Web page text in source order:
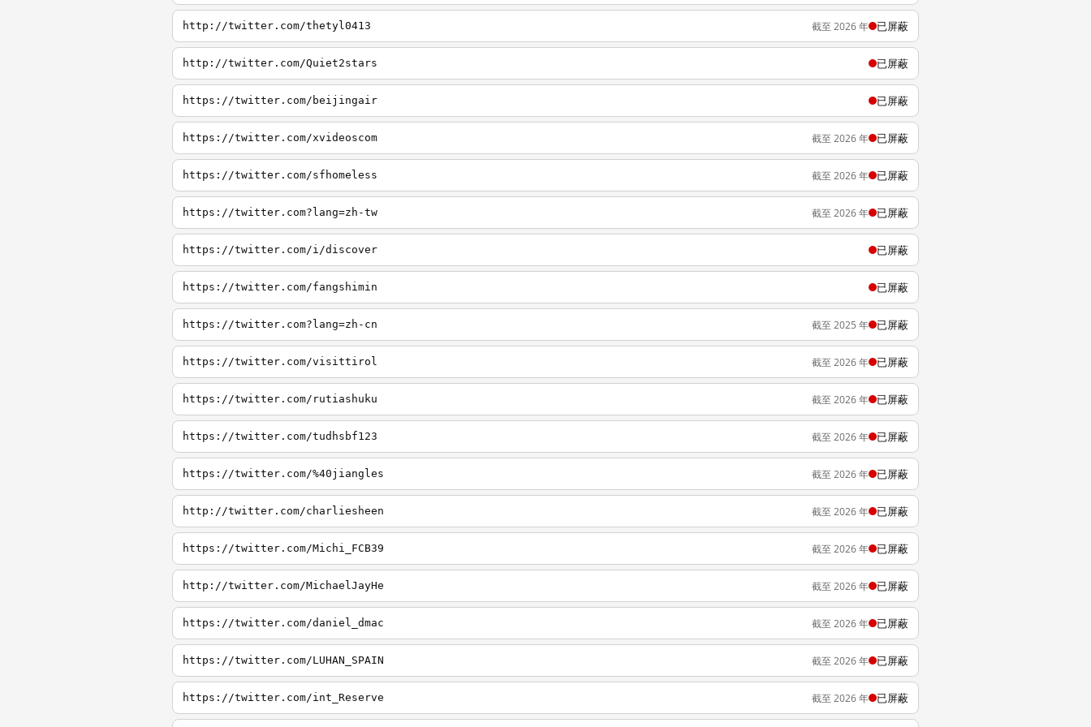
http://twitter.com/thetyl0413 截至 2026 年 已屏蔽
http://twitter.com/Quiet2stars 已屏蔽
https://twitter.com/beijingair 已屏蔽
https://twitter.com/xvideoscom 截至 2026 年 已屏蔽
https://twitter.com/sfhomeless 截至 2026 年 已屏蔽
https://twitter.com?lang=zh-tw 截至 2026 年 已屏蔽
https://twitter.com/i/discover 已屏蔽
https://twitter.com/fangshimin 已屏蔽
https://twitter.com?lang=zh-cn 截至 2025 年 已屏蔽
https://twitter.com/visittirol 截至 2026 年 已屏蔽
https://twitter.com/rutiashuku 截至 2026 年 已屏蔽
https://twitter.com/tudhsbf123 截至 2026 年 已屏蔽
https://twitter.com/%40jiangles 截至 2026 年 已屏蔽
http://twitter.com/charliesheen 截至 2026 年 已屏蔽
https://twitter.com/Michi_FCB39 截至 2026 年 已屏蔽
http://twitter.com/MichaelJayHe 截至 2026 年 已屏蔽
https://twitter.com/daniel_dmac 截至 2026 年 已屏蔽
https://twitter.com/LUHAN_SPAIN 截至 2026 年 已屏蔽
https://twitter.com/int_Reserve 截至 2026 年 已屏蔽